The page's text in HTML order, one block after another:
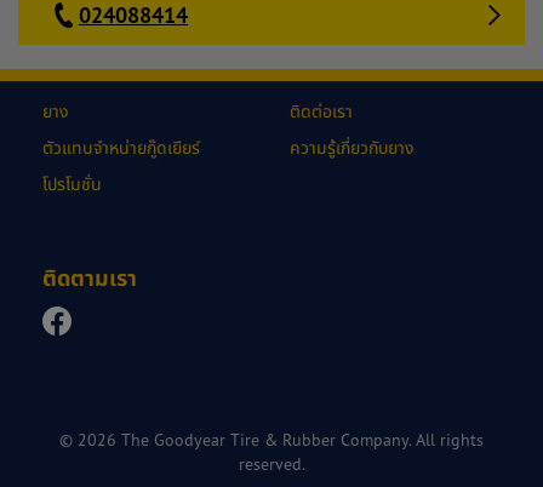
024088414
ยาง
ตัวแทนจำหน่ายกู๊ดเยียร์
โปรโมชั่น
ติดต่อเรา
ความรู้เกี่ยวกับยาง
ติดตามเรา
© 2026 The Goodyear Tire & Rubber Company. All rights
reserved.